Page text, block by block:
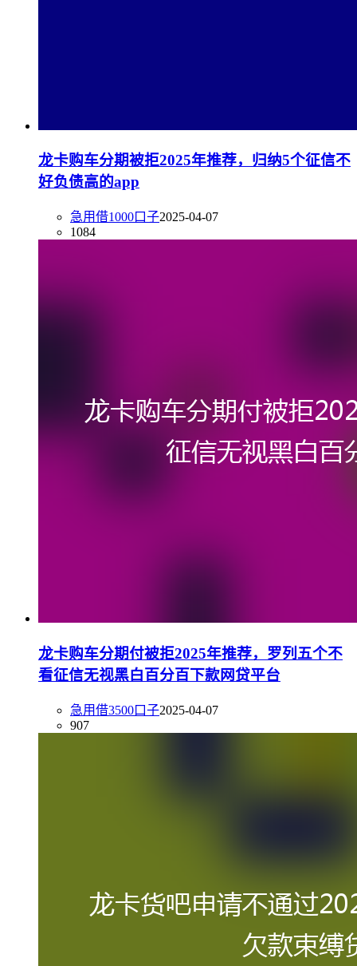
龙卡购车分期被拒2025年推荐，归纳5个征信不
好负债高的app
急用借1000口子2025-04-07
1084
龙卡购车分期付被拒2025年推荐，罗列五个不
看征信无视黑白百分百下款网贷平台
急用借3500口子2025-04-07
907